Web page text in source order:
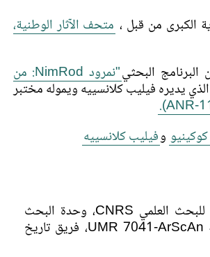
الكبرى من قبل ، متحف الآثار الوطنية،
البحثي
"نمرود NimRod: من
الذي يديره فيليب كلانسييه ويموله مختبر
وفيليب كلانسييه
، باحثة في المركز الوطني الفرنسي للبحث العلمي CNRS، وحدة البحث
المشتركة ٧٠٤١-علم آثار وعلوم العصور القديمة UMR 7041-ArScAn، فريق تاريخ